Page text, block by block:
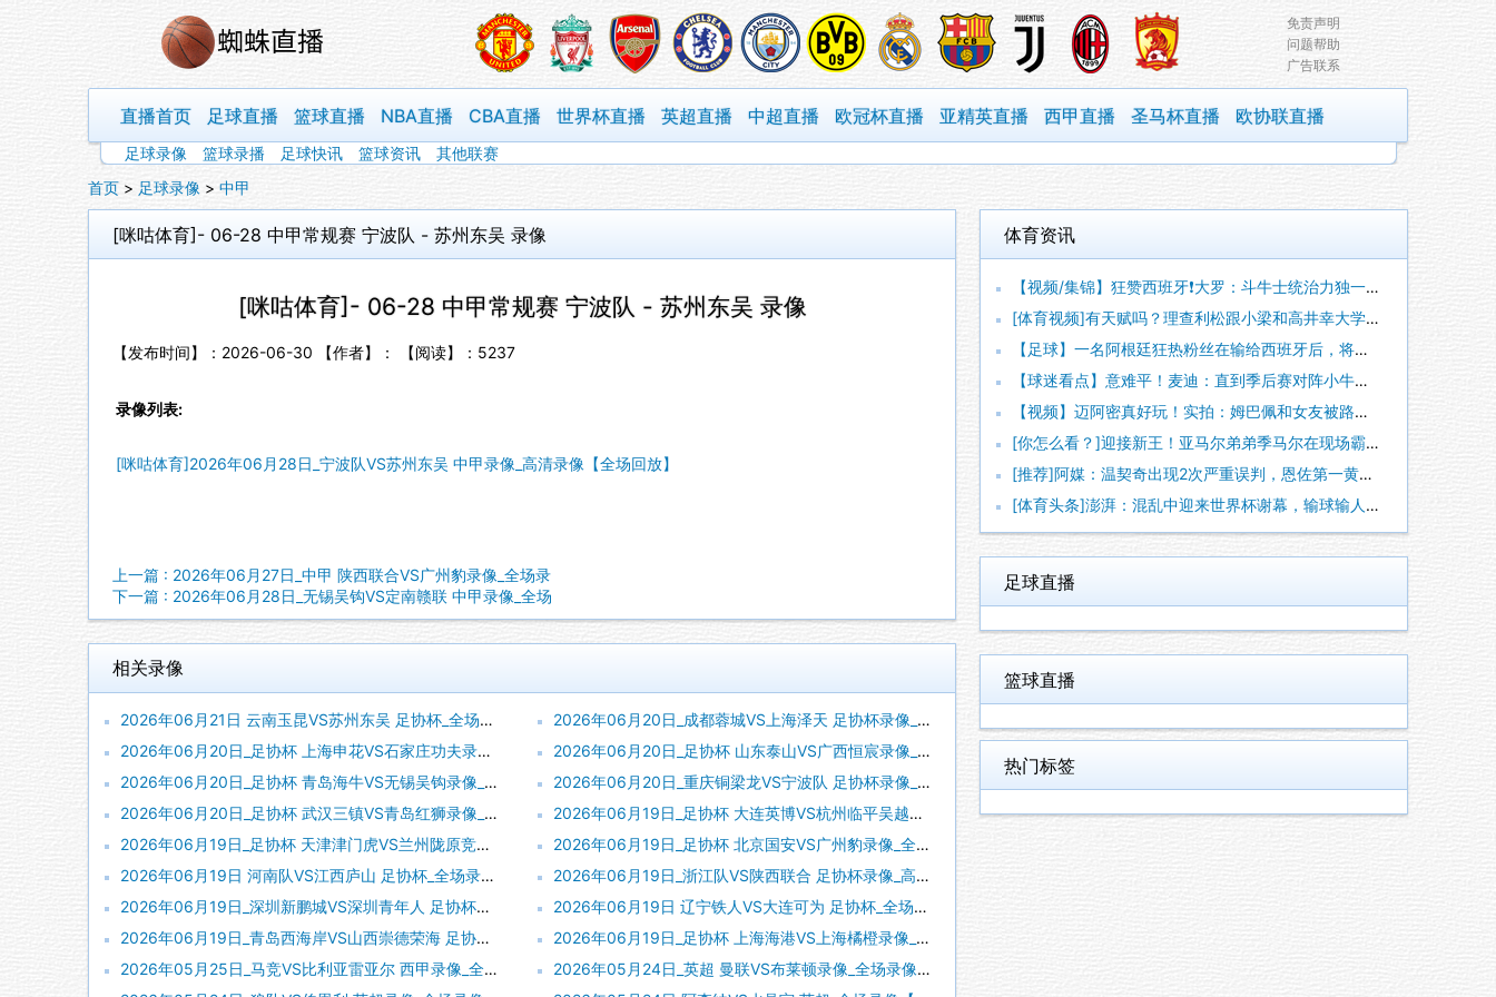
免责声明
问题帮助
广告联系
直播首页 足球直播 篮球直播 NBA直播 CBA直播 世界杯直播 英超直播 中超直播 欧冠杯直播 亚精英直播 西甲直播 圣马杯直播 欧协联直播
足球录像 篮球录播 足球快讯 篮球资讯
其他联赛
首页 > 足球录像 > 中甲
[咪咕体育]- 06-28 中甲常规赛 宁波队 - 苏州东吴 录像
[咪咕体育]- 06-28 中甲常规赛 宁波队 - 苏州东吴 录像
【发布时间】：2026-06-30 【作者】： 【阅读】： 5237
录像列表:
[咪咕体育]2026年06月28日_宁波队VS苏州东吴 中甲录像_高清录像【全场回放】
上一篇 : 2026年06月27日_中甲 陕西联合VS广州豹录像_全场录
下一篇 : 2026年06月28日_无锡吴钩VS定南赣联 中甲录像_全场
相关录像
2026年06月21日 云南玉昆VS苏州东吴 足协杯_全场录像【全场回放】
2026年06月20日_成都蓉城VS上海泽天 足协杯录像_全场录像【全场回放】
2026年06月20日_足协杯 上海申花VS石家庄功夫录像_高清录像【全场回放】
2026年06月20日_足协杯 山东泰山VS广西恒宸录像_全场录像【视频集锦】
2026年06月20日_足协杯 青岛海牛VS无锡吴钩录像_全场录像【全场回放】
2026年06月20日_重庆铜梁龙VS宁波队 足协杯录像_全场录像【高清回放】
2026年06月20日_足协杯 武汉三镇VS青岛红狮录像_全场录像【高清回放】
2026年06月19日_足协杯 大连英博VS杭州临平吴越录像_高清录像【全场回放】
2026年06月19日_足协杯 天津津门虎VS兰州陇原竞技录像_全场录像【高清回放】
2026年06月19日_足协杯 北京国安VS广州豹录像_全场录像【高清回放】
2026年06月19日 河南队VS江西庐山 足协杯_全场录像【全场回放】
2026年06月19日_浙江队VS陕西联合 足协杯录像_高清录像【全场回放】
2026年06月19日_深圳新鹏城VS深圳青年人 足协杯录像_高清录像【全场回放】
2026年06月19日 辽宁铁人VS大连可为 足协杯_全场录像【视频集锦】
2026年06月19日_青岛西海岸VS山西崇德荣海 足协杯录像_高清录像【全场回放】
2026年06月19日_足协杯 上海海港VS上海橘橙录像_全场录像【全场回放】
2026年05月25日_马竞VS比利亚雷亚尔 西甲录像_全场录像【视频集锦】
2026年05月24日_英超 曼联VS布莱顿录像_全场录像【视频集锦】
体育资讯
【视频/集锦】狂赞西班牙❗大罗：斗牛士统治力独一档，阿根廷有
[体育视频]有天赋吗？理查利松跟小梁和高井幸大学习韩语和日语
【足球】一名阿根廷狂热粉丝在输给西班牙后，将电视从阳台上扔了
【球迷看点】意难平！麦迪：直到季后赛对阵小牛时，我才意识到姚
【视频】迈阿密真好玩！实拍：姆巴佩和女友被路人拍到在夜店狂欢
[你怎么看？]迎接新王！亚马尔弟弟季马尔在现场霸气地戴上冠军
[推荐]阿媒：温契奇出现2次严重误判，恩佐第一黄过于严厉+吹
[体育头条]澎湃：混乱中迎来世界杯谢幕，输球输人的阿根廷需要
足球直播
篮球直播
热门标签